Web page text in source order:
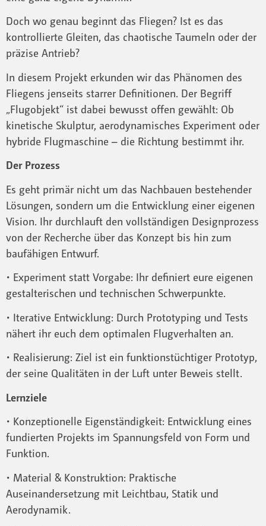
Doch wo genau beginnt das Fliegen? Ist es das
kontrollierte Gleiten, das chaotische Taumeln oder der
präzise Antrieb?
In diesem Projekt erkunden wir das Phänomen des
Fliegens jenseits starrer Definitionen. Der Begriff
„Flugobjekt“ ist dabei bewusst offen gewählt: Ob
kinetische Skulptur, aerodynamisches Experiment oder
hybride Flugmaschine – die Richtung bestimmt ihr.
Der Prozess
Es geht primär nicht um das Nachbauen bestehender
Lösungen, sondern um die Entwicklung einer eigenen
Vision. Ihr durchlauft den vollständigen Designprozess
von der Recherche über das Konzept bis hin zum
baufähigen Entwurf.
• Experiment statt Vorgabe: Ihr definiert eure eigenen
gestalterischen und technischen Schwerpunkte.
• Iterative Entwicklung: Durch Prototyping und Tests
nähert ihr euch dem optimalen Flugverhalten an.
• Realisierung: Ziel ist ein funktionstüchtiger Prototyp,
der seine Qualitäten in der Luft unter Beweis stellt.
Lernziele
• Konzeptionelle Eigenständigkeit: Entwicklung eines
fundierten Projekts im Spannungsfeld von Form und
Funktion.
• Material & Konstruktion: Praktische
Auseinandersetzung mit Leichtbau, Statik und
Aerodynamik.